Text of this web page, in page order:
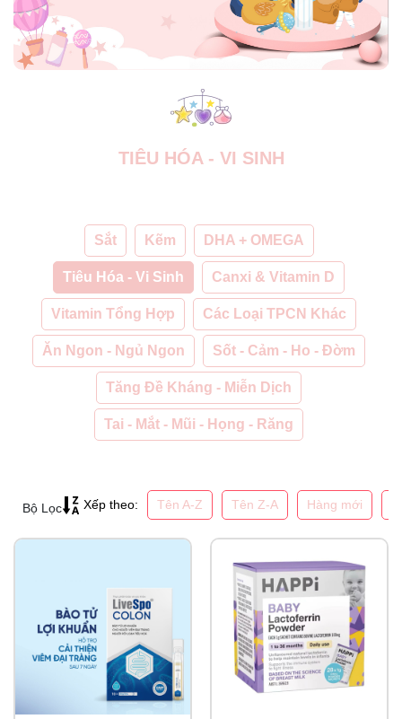
TIÊU HÓA - VI SINH
Sắt Kẽm DHA + OMEGA
Tiêu Hóa - Vi Sinh Canxi & Vitamin D
Vitamin Tổng Hợp Các Loại TPCN Khác
Ăn Ngon - Ngủ Ngon Sốt - Cảm - Ho - Đờm
Tăng Đề Kháng - Miễn Dịch
Tai - Mắt - Mũi - Họng - Răng
Bộ Lọc Xếp theo: Tên A-Z Tên Z-A Hàng mới